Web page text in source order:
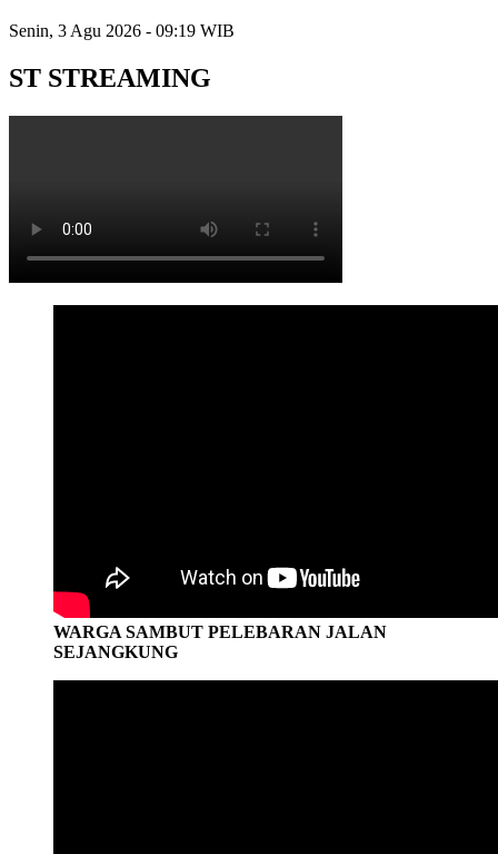
Senin, 3 Agu 2026 - 09:19 WIB
ST STREAMING
WARGA SAMBUT PELEBARAN JALAN
SEJANGKUNG